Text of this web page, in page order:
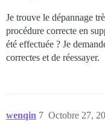
Je trouve le dépannage
procédure correcte en
été effectuée ? Je
correctes et de réessayer.
wenqin Octobre 27,
7